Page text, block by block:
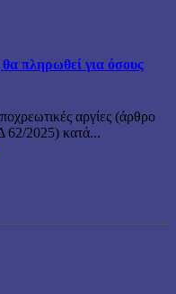
πληρωθεί για όσους
αργίες (άρθρο
2025) κατά...